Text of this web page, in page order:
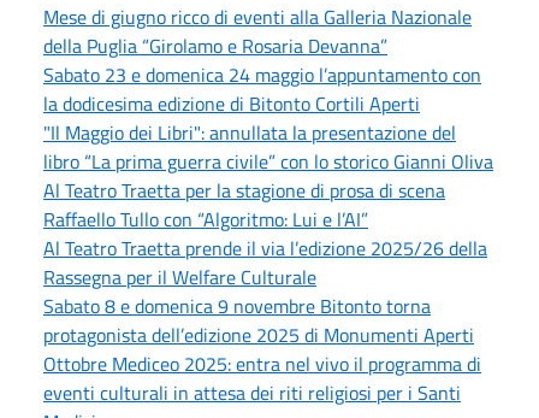
Mese di giugno ricco di eventi alla Galleria Nazionale
della Puglia “Girolamo e Rosaria Devanna”
Sabato 23 e domenica 24 maggio l’appuntamento con
la dodicesima edizione di Bitonto Cortili Aperti
"Il Maggio dei Libri": annullata la presentazione del
libro “La prima guerra civile” con lo storico Gianni Oliva
Al Teatro Traetta per la stagione di prosa di scena
Raffaello Tullo con “Algoritmo: Lui e l’AI”
Al Teatro Traetta prende il via l’edizione 2025/26 della
Rassegna per il Welfare Culturale
Sabato 8 e domenica 9 novembre Bitonto torna
protagonista dell’edizione 2025 di Monumenti Aperti
Ottobre Mediceo 2025: entra nel vivo il programma di
eventi culturali in attesa dei riti religiosi per i Santi